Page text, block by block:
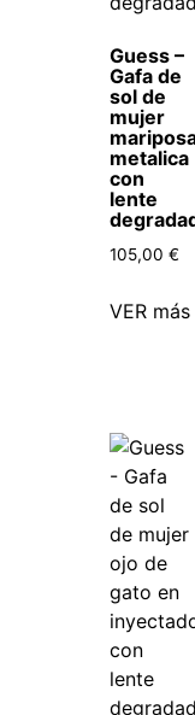
Guess –
Gafa de
sol de
mujer
metalica
con
lente
105,00 €
VER más